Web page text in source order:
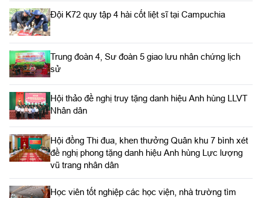
Đội K72 quy tập 4 hài cốt liệt sĩ tại Campuchia
Trung đoàn 4, Sư đoàn 5 giao lưu nhân chứng lịch
sử
Hội thảo đề nghị truy tặng danh hiệu Anh hùng LLVT
Nhân dân
Hội đồng Thi đua, khen thưởng Quân khu 7 bình xét
đề nghị phong tặng danh hiệu Anh hùng Lực lượng
vũ trang nhân dân
Học viên tốt nghiệp các học viện, nhà trường tìm